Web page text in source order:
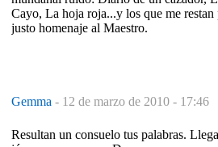
Cayo, La hoja roja...y los que me restan
justo homenaje al Maestro.
Gemma - 12 de marzo de 2010 - 17:46
Resultan un consuelo tus palabras.